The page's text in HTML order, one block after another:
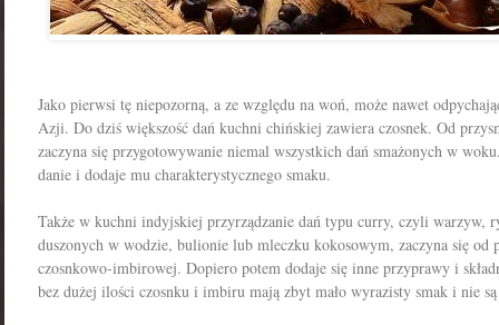
Jako pierwsi tę niepozorną, a ze względu na woń, może nawet
Azji. Do dziś większość dań kuchni chińskiej zawiera czosnek. Od
zaczyna się przygotowywanie niemal wszystkich dań smażonych w
danie i dodaje mu charakterystycznego smaku.
Także w kuchni indyjskiej przyrządzanie dań typu curry, czyli warzyw,
duszonych w wodzie, bulionie lub mleczku kokosowym, zaczyna się od
czosnkowo-imbirowej. Dopiero potem dodaje się inne przyprawy i
bez dużej ilości czosnku i imbiru mają zbyt mało wyrazisty smak i nie